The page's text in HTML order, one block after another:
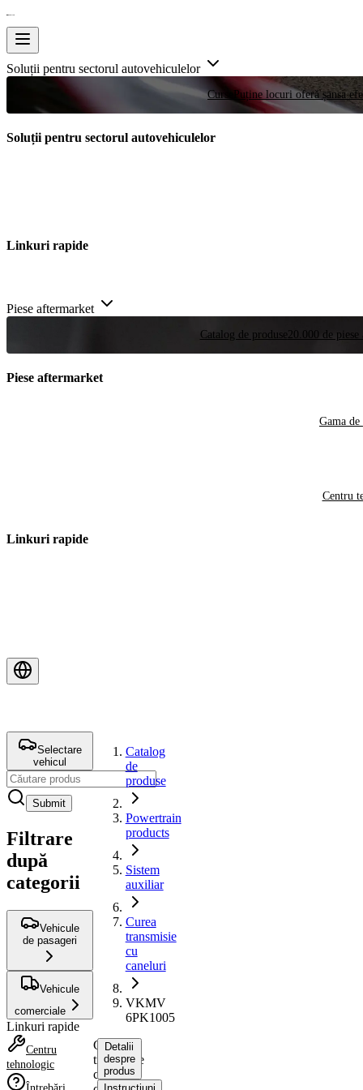
Soluții pentru sectorul autovehiculelor
Curse Puține locuri oferă șansa
Soluții pentru sectorul autovehiculelor
Linkuri rapide
Piese aftermarket
Catalog de produse 20.000 de
Piese aftermarket
Gama de
Centru
Linkuri rapide
Selectare
vehicul
Submit
Filtrare
după
categorii
Vehicule
de pasageri
Vehicule
comerciale
Linkuri rapide
Centru
tehnologic
Catalog
de
produse
Powertrain
products
Sistem
auxiliar
Curea
transmisie
cu
caneluri
VKMV
6PK1005
Curea
transmisie
cu
Detalii
despre
produs